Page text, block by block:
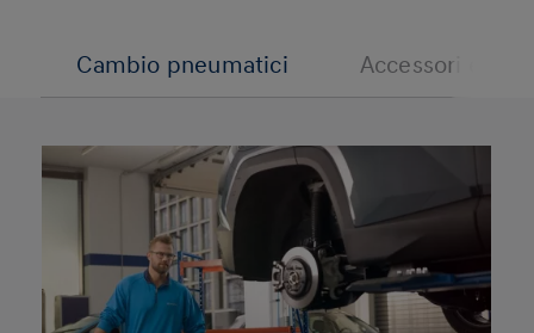
Cambio pneumatici Accessori e